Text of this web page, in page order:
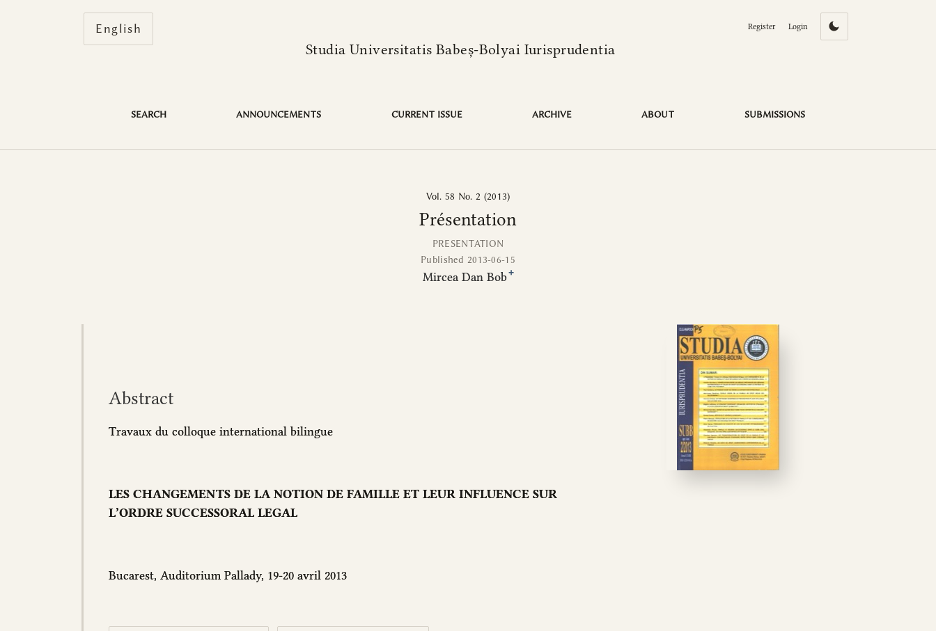
Présentation
Studia Universitatis Babeș-Bolyai Iurisprudentia
SEARCH ANNOUNCEMENTS CURRENT ISSUE ARCHIVE ABOUT SUBMISSIONS
Register Login
Change the language. The current language is:
English
Vol. 58 No. 2 (2013)
Présentation
PRESENTATION
Published 2013-06-15
Mircea Dan Bob+
Abstract
Travaux du colloque international bilingue
LES CHANGEMENTS DE LA NOTION DE FAMILLE ET LEUR INFLUENCE SUR
L’ORDRE SUCCESSORAL LEGAL
Bucarest, Auditorium Pallady, 19-20 avril 2013